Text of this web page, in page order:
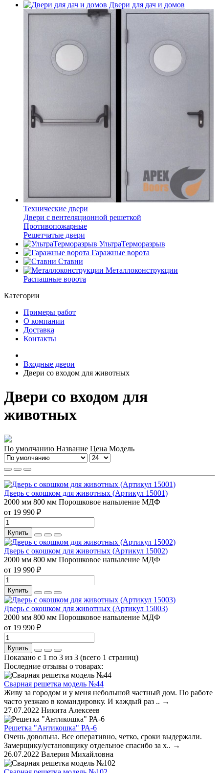
Двери для дач и домов
Технические двери
Двери с вентеляционной решеткой
Противопожарные
Решетчатые двери
УльтраТерморазрыв
Гаражные ворота
Ставни
Металлоконструкции
Распашные ворота
Категории
Примеры работ
О компании
Доставка
Контакты
Входные двери
Двери со входом для животных
Двери со входом для
животных
По умолчанию Название Цена Модель
Дверь с окошком для животных (Артикул 15001)
2000 мм 800 мм Порошковое напыление МДФ
от 19 990 ₽
Купить
Дверь с окошком для животных (Артикул 15002)
2000 мм 800 мм Порошковое напыление МДФ
от 19 990 ₽
Купить
Дверь с окошком для животных (Артикул 15003)
2000 мм 800 мм Порошковое напыление МДФ
от 19 990 ₽
Купить
Показано с 1 по 3 из 3 (всего 1 страниц)
Последние отзывы о товарах:
Сварная решетка модель №44
Живу за городом и у меня небольшой частный дом. По работе
часто уезжаю в командировку. И каждый раз .. →
27.07.2022 Никита Алексеев
Решетка "Антикошка" РА-6
Очень довольна. Все оперативно, четко, сроки выдержали.
Замерщику/установщику отдельное спасибо за х.. →
26.07.2022 Валерия Михайловна